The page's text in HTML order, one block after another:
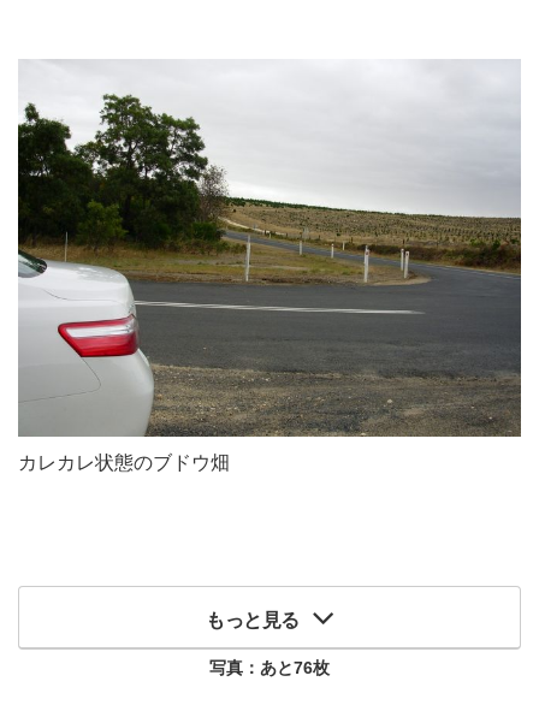
カレカレ状態のブドウ畑
もっと見る
写真：あと76枚